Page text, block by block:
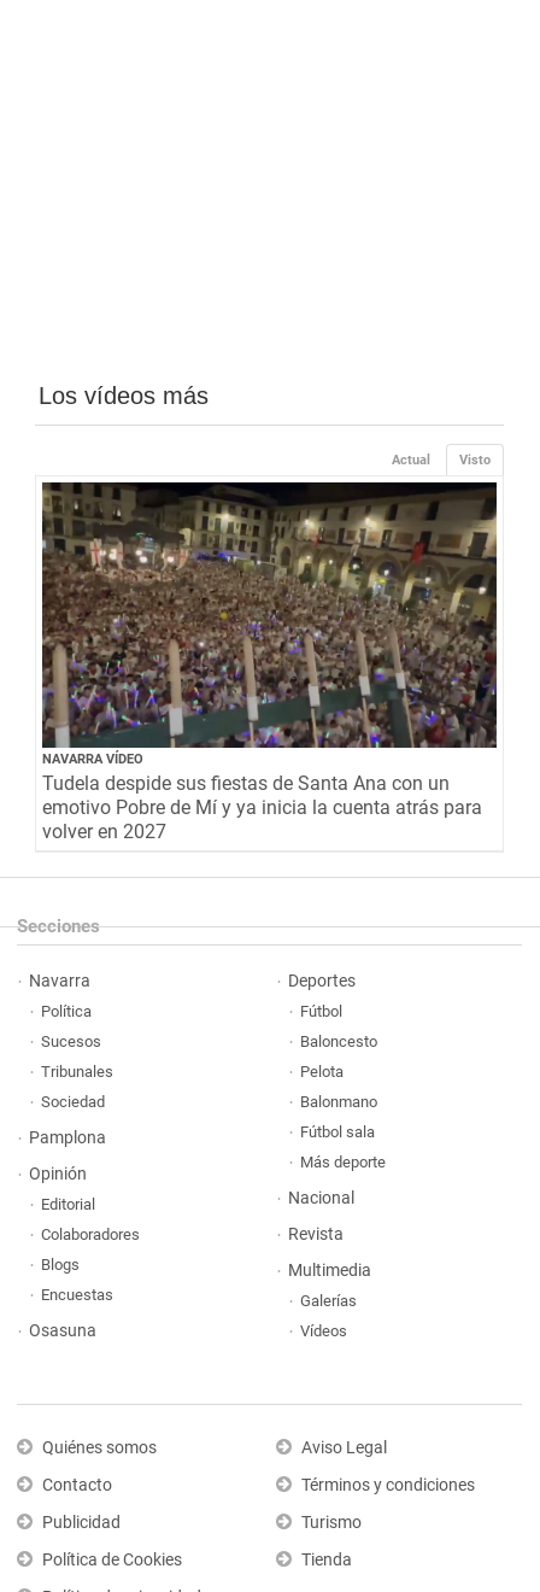
Los vídeos más
Visto
Actual
NAVARRA VÍDEO
Tudela despide sus fiestas de Santa Ana con un
emotivo Pobre de Mí y ya inicia la cuenta atrás para
volver en 2027
Secciones
Navarra
Política
Sucesos
Tribunales
Sociedad
Pamplona
Opinión
Editorial
Colaboradores
Blogs
Encuestas
Osasuna
Deportes
Fútbol
Baloncesto
Pelota
Balonmano
Fútbol sala
Más deporte
Nacional
Revista
Multimedia
Galerías
Vídeos
Quiénes somos
Contacto
Publicidad
Política de Cookies
Aviso Legal
Términos y condiciones
Turismo
Tienda